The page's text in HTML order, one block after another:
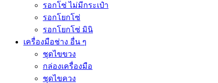
รอกโซ่ ไม่มีกระเป๋า
รอกโยกโซ่
รอกโยกโซ่ มินิ
เครื่องมือช่าง อื่น ๆ
ชุดไขขวง
กล่องเครื่องมือ
ชุดไขควง